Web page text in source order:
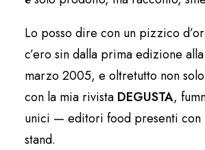
Lo posso dire con un pizzico
c’ero sin dalla prima edizione alla
marzo 2005, e oltretutto non
con la mia rivista DEGUSTA,
unici — editori food presenti con
stand.